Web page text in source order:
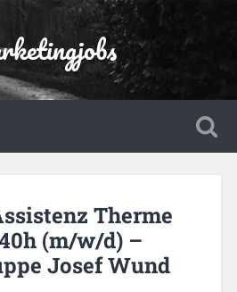
Therme
(m/w/d) –
Josef Wund